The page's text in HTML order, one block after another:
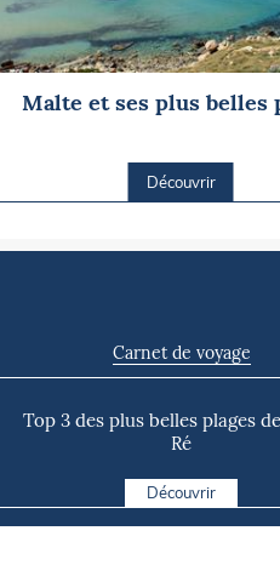
Malte et ses plus belles
Découvrir
Carnet de voyage
Top 3 des plus belles plages
Ré
Découvrir